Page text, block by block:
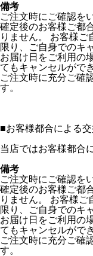
備考
ご注文時にご確認を
確定後のお客様ご都
りません。 お客様ご
限り、ご自身でのキ
お届け日をご利用の
てもキャンセルがで
ご注文時に充分ご確
す。
■お客様都合による交
当店ではお客様都合
備考
ご注文時にご確認を
確定後のお客様ご都
りません。 お客様ご
限り、ご自身でのキ
お届け日をご利用の
てもキャンセルがで
ご注文時に充分ご確
す。